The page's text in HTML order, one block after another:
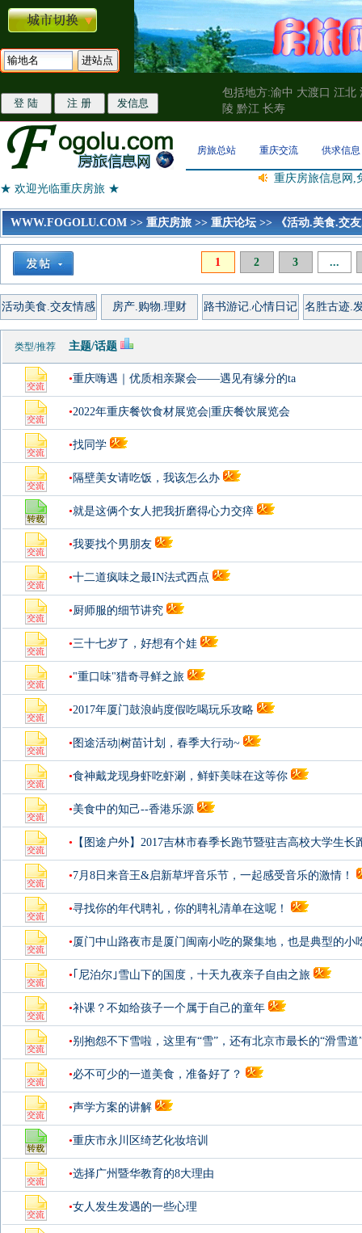
包括地方:渝中 大渡口 江北
陵 黔江 长寿
房旅总站 重庆交流 供求信息
★ 欢迎光临重庆房旅 ★
重庆房旅信息网,
WWW.FOGOLU.COM >> 重庆房旅 >> 重庆论坛>> 《活动.美食.交
1 2 3 ...
活动美食.交友情感 房产.购物.理财 路书游记.心情日记 名胜古迹.
类型/推荐 主题/话题
•重庆嗨遇｜优质相亲聚会——遇见有缘分的ta
•2022年重庆餐饮食材展览会|重庆餐饮展览会
•找同学
• 隔壁美女请吃饭，我该怎么办
•就是这俩个女人把我折磨得心力交瘁
•我要找个男朋友
•十二道疯味之最IN法式西点
•厨师服的细节讲究
•三十七岁了，好想有个娃
•"重口味"猎奇寻鲜之旅
•2017年厦门鼓浪屿度假吃喝玩乐攻略
• 图途活动|树苗计划，春季大行动~
•食神戴龙现身虾吃虾涮，鲜虾美味在这等你
•美食中的知己--香港乐源
• 【图途户外】2017吉林市春季长跑节暨驻吉高校大学生长
•7月8日来音王&启新草坪音乐节，一起感受音乐的激情！
•寻找你的年代聘礼，你的聘礼清单在这呢！
•厦门中山路夜市是厦门闽南小吃的聚集地，也是典型的小
象，诸如烧肉
• ｢尼泊尔｣雪山下的国度，十天九夜亲子自由之旅
•补课？不如给孩子一个属于自己的童年
•别抱怨不下雪啦，这里有“雪”，还有北京市最长的“滑雪道
•必不可少的一道美食，准备好了？
•声学方案的讲解
•重庆市永川区绮艺化妆培训
•选择广州暨华教育的8大理由
•女人发生发遇的一些心理